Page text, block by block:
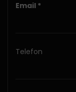
Email
Telefon